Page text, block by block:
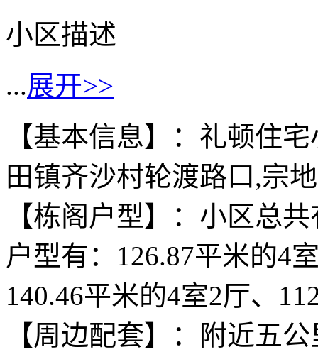
小区描述
...展开>>
【基本信息】：礼顿住
田镇齐沙村轮渡路口,宗
【栋阁户型】：小区总
户型有：126.87平米的4
140.46平米的4室2厅、
【周边配套】：附近五